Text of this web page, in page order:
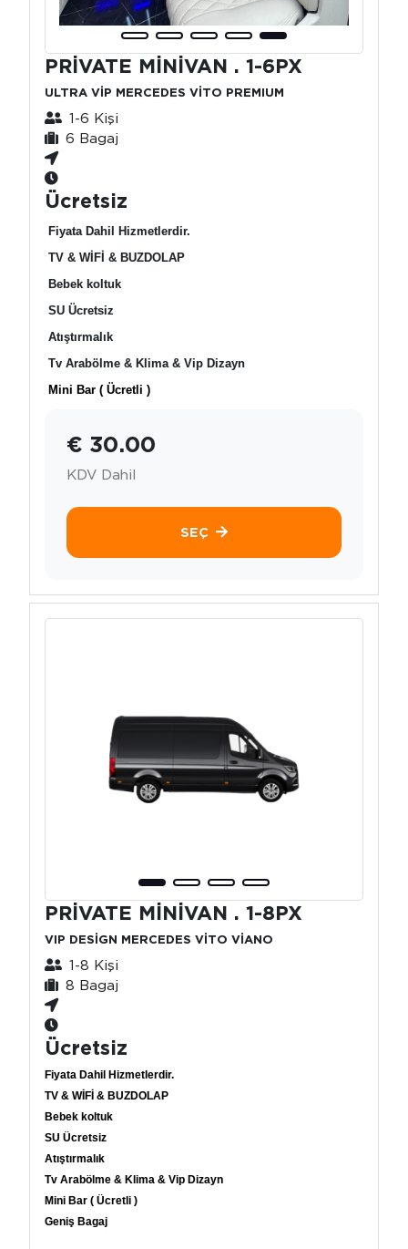
PRİVATE MİNİVAN . 1-6PX
ULTRA VİP MERCEDES VİTO PREMIUM
1-6 Kişi
6 Bagaj
Ücretsiz
Fiyata Dahil Hizmetlerdir.
TV & WİFİ & BUZDOLAP
Bebek koltuk
SU Ücretsiz
Atıştırmalık
Tv Arabölme & Klima & Vip Dizayn
Mini Bar ( Ücretli )
€ 30.00
KDV Dahil
SEÇ
PRİVATE MİNİVAN . 1-8PX
VIP DESİGN MERCEDES VİTO VİANO
1-8 Kişi
8 Bagaj
Ücretsiz
Fiyata Dahil Hizmetlerdir.
TV & WİFİ & BUZDOLAP
Bebek koltuk
SU Ücretsiz
Atıştırmalık
Tv Arabölme & Klima & Vip Dizayn
Mini Bar ( Ücretli )
Geniş Bagaj